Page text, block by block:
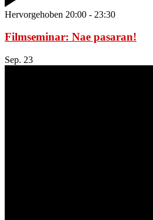
Hervorgehoben 20:00 - 23:30
Filmseminar: Nae pasaran!
Sep. 23